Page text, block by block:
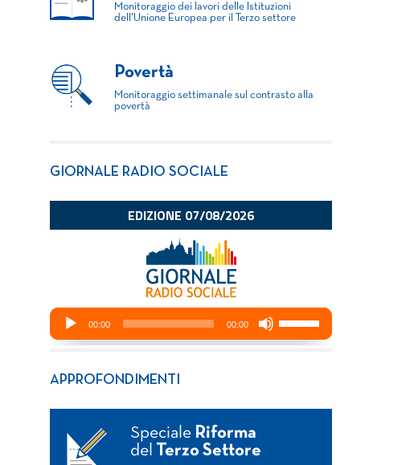
Monitoraggio dei lavori delle Istituzioni
dell'Unione Europea per il Terzo settore
Povertà
Monitoraggio settimanale sul contrasto alla
povertà
GIORNALE RADIO SOCIALE
APPROFONDIMENTI
Speciale Riforma
del
Terzo Settore